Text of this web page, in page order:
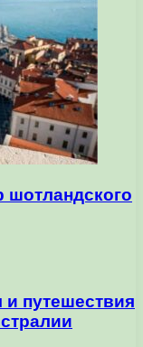
шотландского
путешествия